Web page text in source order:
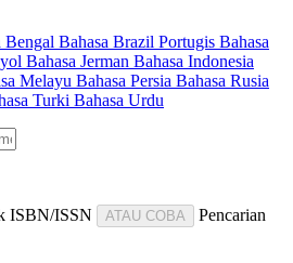
Bengal Bahasa Brazil Portugis Bahasa
Bahasa Jerman Bahasa Indonesia
Melayu Bahasa Persia Bahasa Rusia
Turki Bahasa Urdu
ISBN/ISSN ATAU COBA
Pencarian